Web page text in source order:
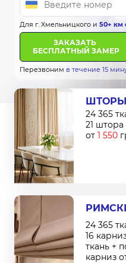
Для г. Хмельницкого и 50+ км
ЗАКАЗАТЬ
БЕСПЛАТНЫЙ ЗАМЕР
Перезвоним в течение 15
ШТОРЫ
24 365
21 штора
от 1 550
24 365
16
ткань +
карниз